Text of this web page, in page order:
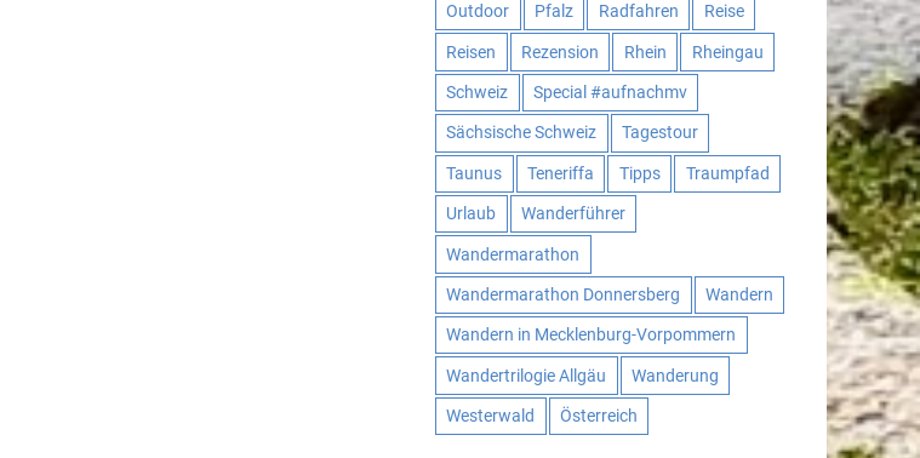
Outdoor Pfalz Radfahren Reise
Reisen Rezension Rhein Rheingau
Schweiz Special #aufnachmv
Sächsische Schweiz Tagestour
Taunus Teneriffa Tipps Traumpfad
Urlaub Wanderführer
Wandermarathon
Wandermarathon Donnersberg Wandern
Wandern in Mecklenburg-Vorpommern
Wandertrilogie Allgäu Wanderung
Westerwald Österreich